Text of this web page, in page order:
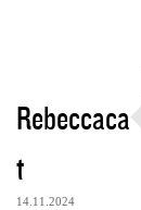
Rebeccaca
t
14.11.2024